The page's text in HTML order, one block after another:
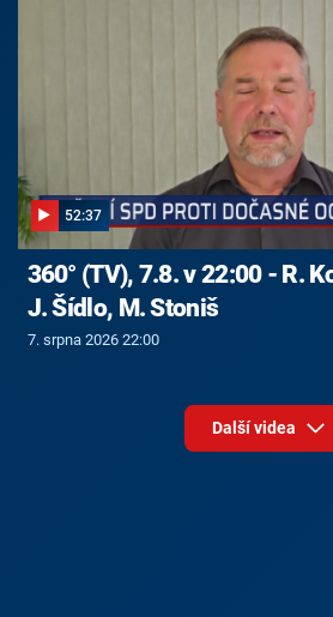
52:37
360° (TV), 7.8. v 22:00 - R.
J. Šídlo, M. Stoniš
7. srpna 2026 22:00
Další videa